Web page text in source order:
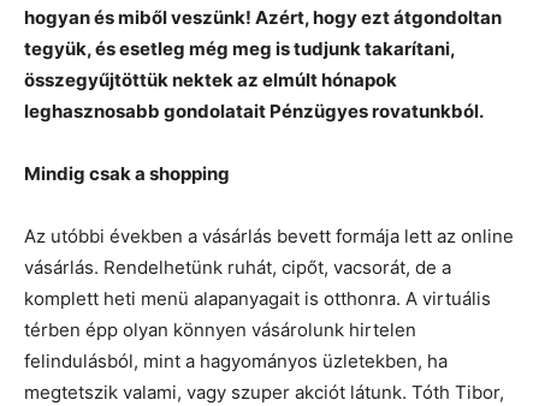
hogyan és miből veszünk! Azért, hogy ezt átgondoltan
tegyük, és esetleg még meg is tudjunk takarítani,
összegyűjtöttük nektek az elmúlt hónapok
leghasznosabb gondolatait Pénzügyes rovatunkból.
Mindig csak a shopping
Az utóbbi években a vásárlás bevett formája lett az online
vásárlás. Rendelhetünk ruhát, cipőt, vacsorát, de a
komplett heti menü alapanyagait is otthonra. A virtuális
térben épp olyan könnyen vásárolunk hirtelen
felindulásból, mint a hagyományos üzletekben, ha
megtetszik valami, vagy szuper akciót látunk. Tóth Tibor,